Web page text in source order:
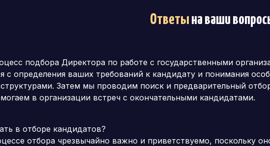
Ответы на ваши
подбора Директора по работе с государственными
с определения ваших требований к кандидату и понимания
Затем мы проводим поиск и предварительный
в организации встреч с окончательными кандидатами.
в отборе кандидатов?
отбора чрезвычайно важно и приветствуемо, поскольку